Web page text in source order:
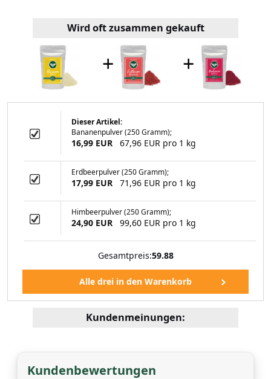
(250 Gramm)
Wird oft zusammen gekauft
+ +
Dieser Artikel:
Bananenpulver (250 Gramm);
16,99 EUR 67,96 EUR pro 1 kg
Erdbeerpulver (250 Gramm);
17,99 EUR 71,96 EUR pro 1 kg
Himbeerpulver (250 Gramm);
24,90 EUR 99,60 EUR pro 1 kg
Gesamtpreis:59.88
Kundenmeinungen:
Kundenbewertungen